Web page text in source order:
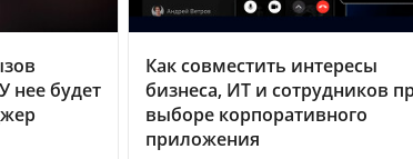
нее будет
Как совместить интересы
бизнеса, ИТ и сотрудников
выборе корпоративного
приложения